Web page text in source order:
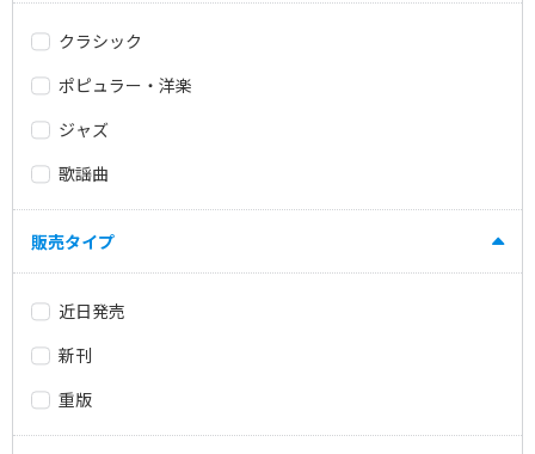
クラシック
ポピュラー・洋楽
ジャズ
歌謡曲
販売タイプ
近日発売
新刊
重版